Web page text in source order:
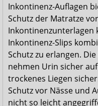
Inkontinenz-Auflagen
Schutz der Matratze
Inkontinenzunterlagen
Inkontinenz-Slips
Schutz zu erlangen.
nehmen Urin sicher
trockenes Liegen
Schutz vor Nässe und
nicht so leicht